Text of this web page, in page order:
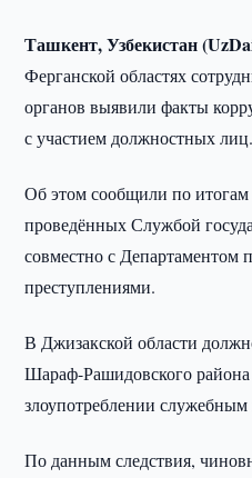
Ташкент, Узбекистан
Ферганской областях
органов выявили факты
с участием должностных лиц.
Об этом сообщили по
проведённых Службой
совместно с Департаментом
преступлениями.
В Джизакской области
Шараф-Рашидовского района
злоупотреблении
По данным следствия,